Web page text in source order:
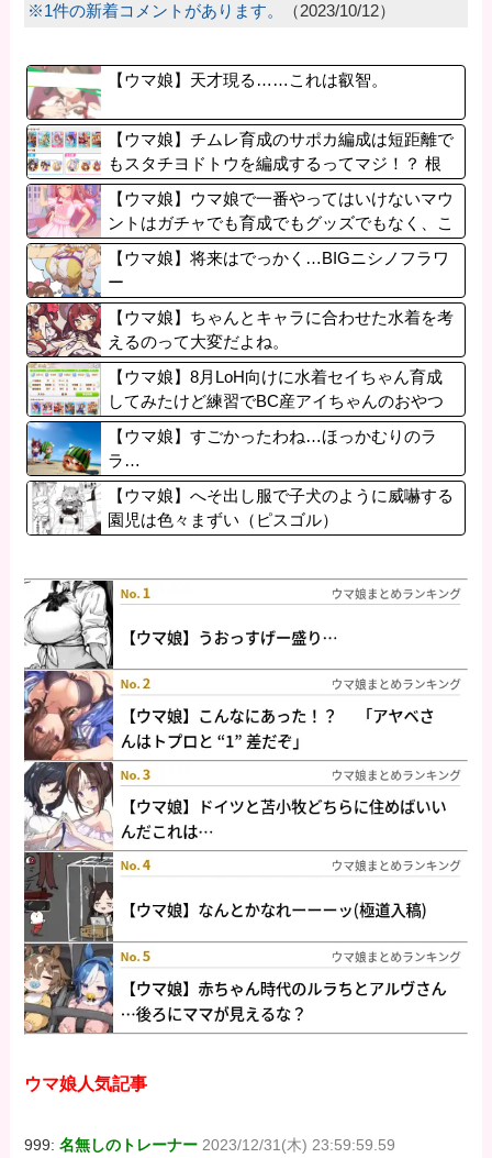
※1件の新着コメントがあります。 （2023/10/12）
【ウマ娘】天才現る……これは叡智。
【ウマ娘】チムレ育成のサポカ編成は短距離で
もスタチヨドトウを編成するってマジ！？ 根
性サポカを編成していた意味…
【ウマ娘】ウマ娘で一番やってはいけないマウ
ントはガチャでも育成でもグッズでもなく、こ
れ。
【ウマ娘】将来はでっかく…BIGニシノフラワ
ー
【ウマ娘】ちゃんとキャラに合わせた水着を考
えるのって大変だよね。
【ウマ娘】8月LoH向けに水着セイちゃん育成
してみたけど練習でBC産アイちゃんのおやつ
になってる。
【ウマ娘】すごかったわね…ほっかむりのラ
ラ…
【ウマ娘】へそ出し服で子犬のように威嚇する
園児は色々まずい（ピスゴル）
ウマ娘人気記事
999:名無しのトレーナー 2023/12/31(木) 23:59:59.59